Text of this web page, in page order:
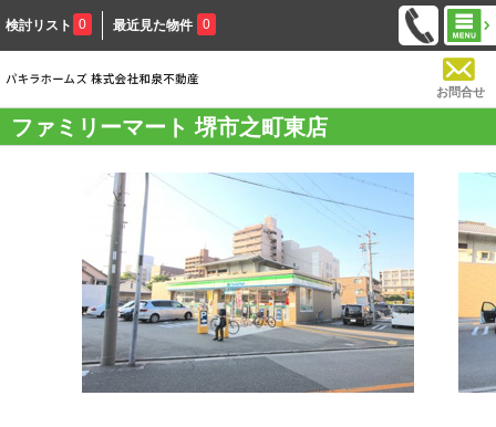
検討リスト 0 最近見た物件 0
お問合せ
ファミリーマート 堺市之町東店